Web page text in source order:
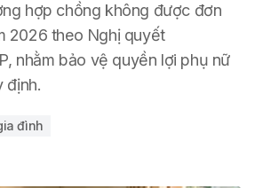
hợp chồng không được đơn
2026 theo Nghị quyết
nhằm bảo vệ quyền lợi phụ nữ
định.
đình